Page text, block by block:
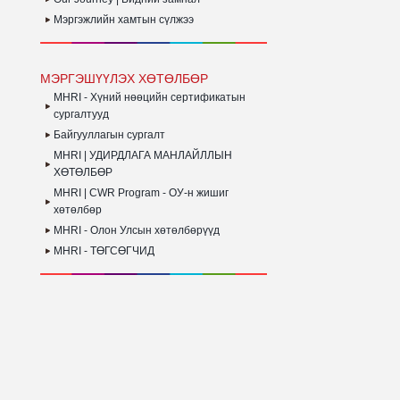
Мэргэжлийн хамтын сүлжээ
МЭРГЭШҮҮЛЭХ ХӨТӨЛБӨР
MHRI - Хүний нөөцийн сертификатын
сургалтууд
Байгууллагын сургалт
MHRI | УДИРДЛАГА МАНЛАЙЛЛЫН
ХӨТӨЛБӨР
MHRI | CWR Program - ОУ-н жишиг
хөтөлбөр
MHRI - Олон Улсын хөтөлбөрүүд
MHRI - ТӨГСӨГЧИД